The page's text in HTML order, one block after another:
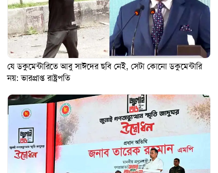
যে ডকুমেন্টারিতে আবু সাঈদের ছবি নেই, সেটা কোনো ডকুমেন্টারি
নয়: ভারপ্রাপ্ত রাষ্ট্রপতি